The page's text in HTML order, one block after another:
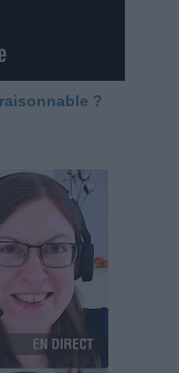
?